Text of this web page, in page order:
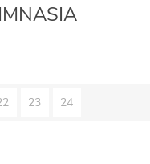
23 24